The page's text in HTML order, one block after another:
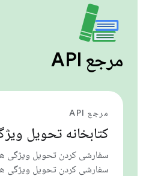
مرجع API
مرجع API
کتابخانه تحویل
سفارشی کردن تحویل ویژگی
سفارشی کردن تحویل ویژگی